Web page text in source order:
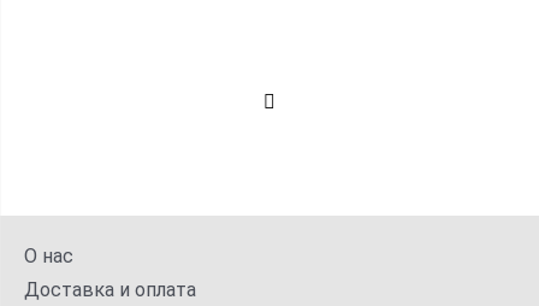
О нас
Доставка и оплата